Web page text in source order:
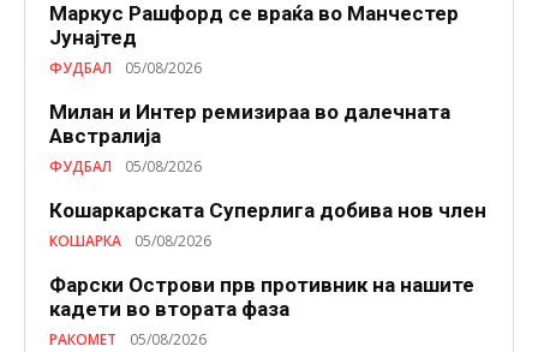
Маркус Рашфорд се враќа во Манчестер
Јунајтед
ФУДБАЛ 05/08/2026
Милан и Интер ремизираа во далечната
Австралија
ФУДБАЛ 05/08/2026
Кошаркарската Суперлига добива нов член
КОШАРКА 05/08/2026
Фарски Острови прв противник на нашите
кадети во втората фаза
РАКОМЕТ 05/08/2026